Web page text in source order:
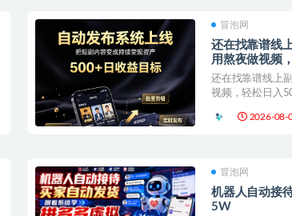
冒泡网
还在找靠谱线
用熬夜做视频
还在找靠谱线上
视频，轻松日入
2026-08-
冒泡网
机器人自动接
5W